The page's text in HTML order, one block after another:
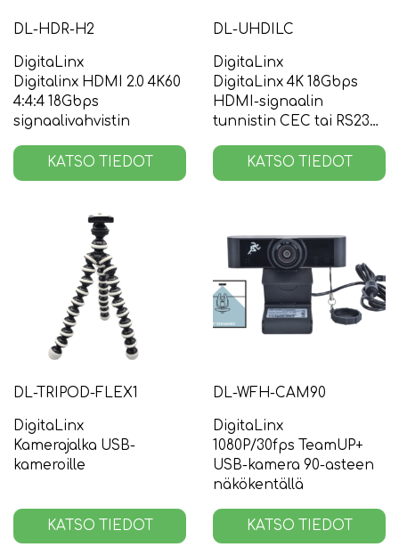
DL-HDR-H2
DigitaLinx
Digitalinx HDMI 2.0 4K60
4:4:4 18Gbps
signaalivahvistin
KATSO TIEDOT
DL-UHDILC
DigitaLinx
DigitaLinx 4K 18Gbps
HDMI-signaalin
tunnistin CEC tai RS232
KATSO TIEDOT
DL-TRIPOD-FLEX1
DigitaLinx
Kamerajalka USB-
kameroille
KATSO TIEDOT
DL-WFH-CAM90
DigitaLinx
1080P/30fps TeamUP+
USB-kamera 90-asteen
näkökentällä
KATSO TIEDOT